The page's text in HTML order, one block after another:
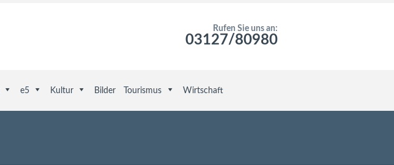
Rufen Sie uns an:
03127/80980
e5 Kultur Bilder Tourismus Wirtschaft